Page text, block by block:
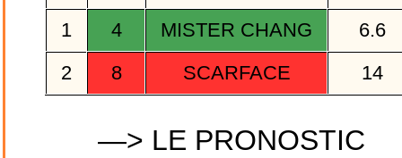
1
4 MISTER CHANG
6.6
2
8 SCARFACE 14
—> LE PRONOSTIC